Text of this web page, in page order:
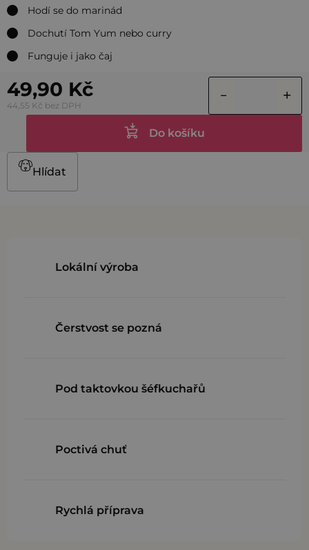
Hodí se do marinád
Dochutí Tom Yum nebo curry
Funguje i jako čaj
49,90 Kč
44,55 Kč bez DPH
Do košíku
Hlídat
Lokální výroba
Čerstvost se pozná
Pod taktovkou šéfkuchařů
Poctivá chuť
Rychlá příprava